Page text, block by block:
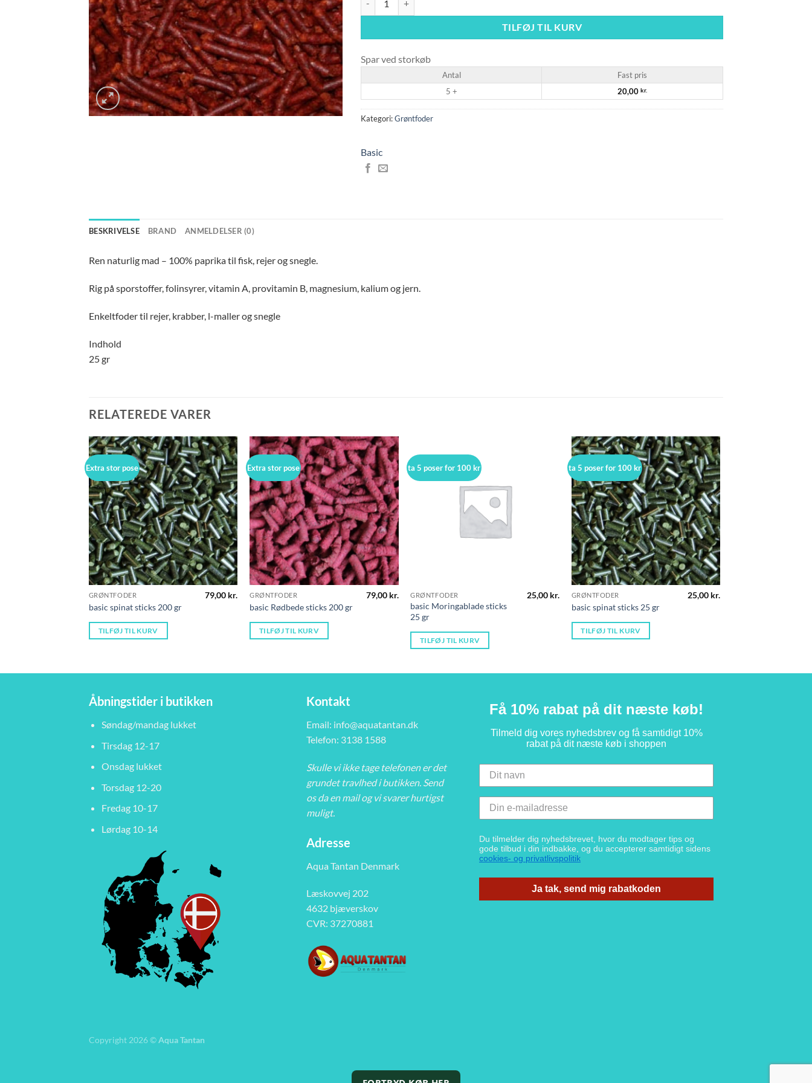
TILFØJ TIL KURV
Spar ved storkøb
Antal
Fast pris
5 +
20,00 kr.
Kategori:Grøntfoder
Basic
BESKRIVELSE BRAND ANMELDELSER (0)
Ren naturlig mad – 100% paprika til fisk, rejer og snegle.
Rig på sporstoffer, folinsyrer, vitamin A, provitamin B, magnesium, kalium og jern.
Enkeltfoder til rejer, krabber, l-maller og snegle
Indhold
25 gr
RELATEREDE VARER
Extra stor pose
GRØNTFODER
basic spinat sticks 200 gr
79,00 kr.
TILFØJ TIL KURV
Extra stor pose
GRØNTFODER
basic Rødbede sticks 200 gr
79,00 kr.
TILFØJ TIL KURV
ta 5 poser for 100 kr
GRØNTFODER
basic Moringablade sticks
25 gr
25,00 kr.
TILFØJ TIL KURV
ta 5 poser for 100 kr
GRØNTFODER
basic spinat sticks 25 gr
25,00 kr.
TILFØJ TIL KURV
Åbningstider i butikken
Søndag/mandag lukket
Tirsdag 12-17
Onsdag lukket
Torsdag 12-20
Fredag 10-17
Lørdag 10-14
Kontakt
Email: info@aquatantan.dk
Telefon: 3138 1588
Skulle vi ikke tage telefonen er det
grundet travlhed i butikken. Send
os da en mail og vi svarer hurtigst
muligt.
Adresse
Aqua Tantan Denmark
Læskovvej 202
4632 bjæverskov
CVR: 37270881
Få 10% rabat på dit næste køb!
Tilmeld dig vores nyhedsbrev og få samtidigt 10%
rabat på dit næste køb i shoppen
Du tilmelder dig nyhedsbrevet, hvor du modtager tips og
gode tilbud i din indbakke, og du accepterer samtidigt sidens
cookies- og privatlivspolitik
Ja tak, send mig rabatkoden
Copyright 2026 ©Aqua Tantan